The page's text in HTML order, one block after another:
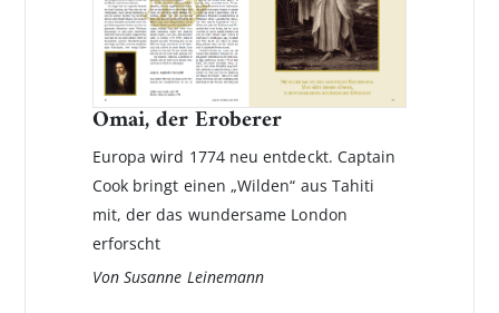
Omai, der Eroberer
Europa wird 1774 neu entdeckt. Captain
Cook bringt einen „Wilden“ aus Tahiti
mit, der das wundersame London
erforscht
Von Susanne Leinemann